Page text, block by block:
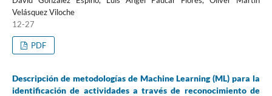
Velásquez Viloche
12-27
PDF
Descripción de metodologías de Machine Learning (ML) para la
identificación de actividades a través de reconocimiento de